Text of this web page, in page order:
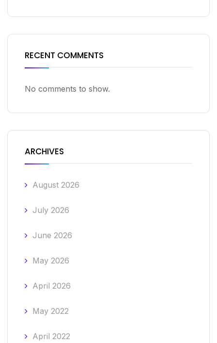
RECENT COMMENTS
No comments to show.
ARCHIVES
August 2026
July 2026
June 2026
May 2026
April 2026
May 2022
April 2022